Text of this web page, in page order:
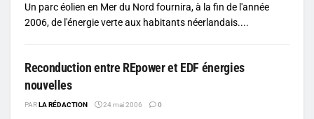
Un parc éolien en Mer du Nord fournira, à la fin de l'année
2006, de l'énergie verte aux habitants néerlandais....
Reconduction entre REpower et EDF énergies
nouvelles
PARLA RÉDACTION 24 mai 2006 0